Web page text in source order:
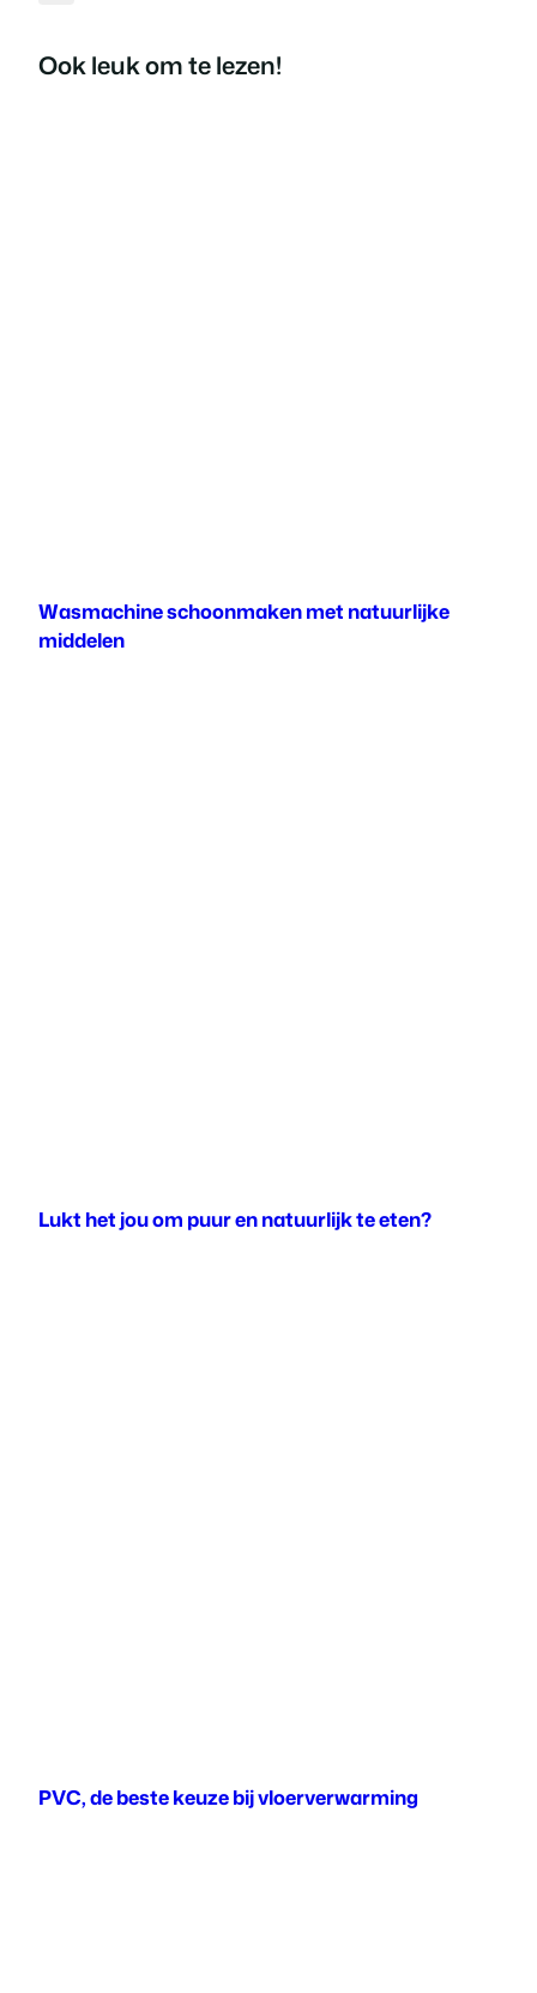
Ook leuk om te lezen!
Wasmachine schoonmaken met natuurlijke
middelen
Lukt het jou om puur en natuurlijk te eten?
PVC, de beste keuze bij vloerverwarming